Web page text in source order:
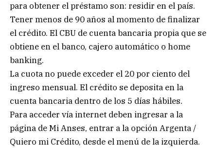
para obtener el préstamo son: residir en el país.
Tener menos de 90 años al momento de finalizar
el crédito. El CBU de cuenta bancaria propia que se
obtiene en el banco, cajero automático o home
banking.
La cuota no puede exceder el 20 por ciento del
ingreso mensual. El crédito se deposita en la
cuenta bancaria dentro de los 5 días hábiles.
Para acceder vía internet deben ingresar a la
página de Mi Anses, entrar a la opción Argenta /
Quiero mi Crédito, desde el menú de la izquierda.